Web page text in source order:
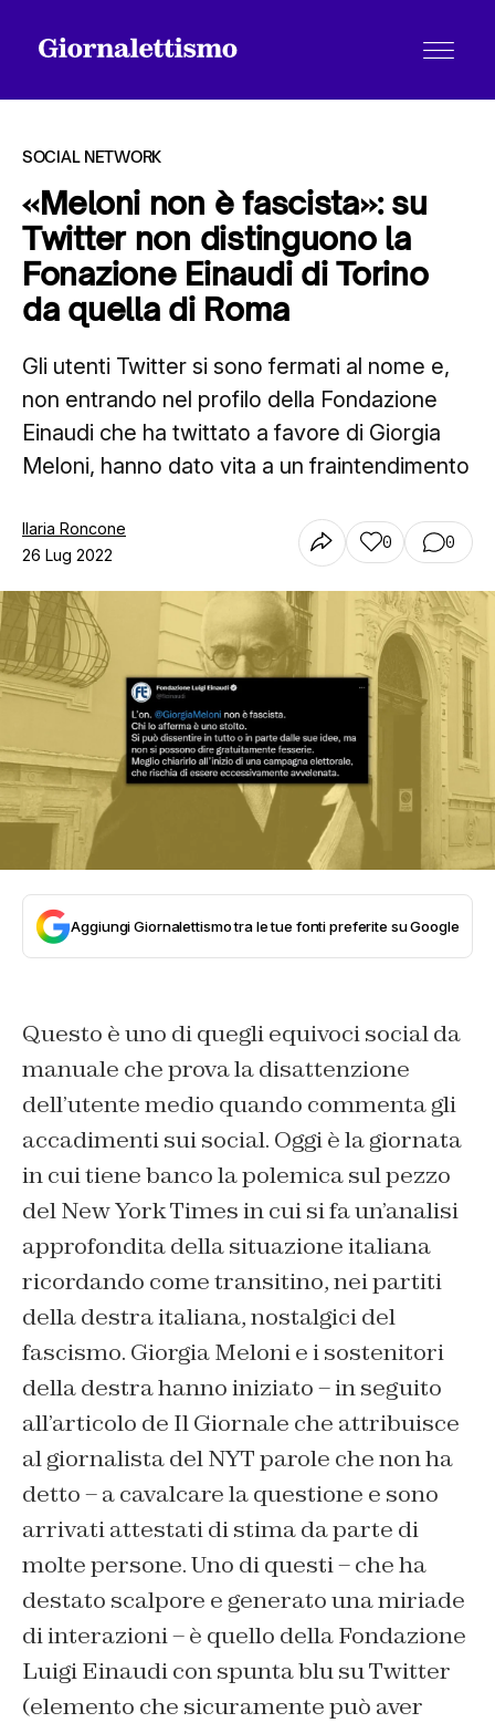
Tutti gli articoli
Chi siamo
Contatti
SOCIAL NETWORK
«Meloni non è fascista»: su
Twitter non distinguono la
Fonazione Einaudi di Torino
da quella di Roma
Gli utenti Twitter si sono fermati al nome e,
non entrando nel profilo della Fondazione
Einaudi che ha twittato a favore di Giorgia
Meloni, hanno dato vita a un fraintendimento
Ilaria Roncone
26 Lug 2022
0 0
Aggiungi Giornalettismo tra le tue fonti preferite su Google
Questo è uno di quegli equivoci social da
manuale che prova la disattenzione
dell’utente medio quando commenta gli
accadimenti sui social. Oggi è la giornata
in cui tiene banco la polemica sul pezzo
del New York Times in cui si fa un’analisi
approfondita della situazione italiana
ricordando come transitino, nei partiti
della destra italiana, nostalgici del
fascismo. Giorgia Meloni e i sostenitori
della destra hanno iniziato – in seguito
all’articolo de Il Giornale che attribuisce
al giornalista del NYT parole che non ha
detto – a cavalcare la questione e sono
arrivati attestati di stima da parte di
molte persone. Uno di questi – che ha
destato scalpore e generato una miriade
di interazioni – è quello della Fondazione
Luigi Einaudi con spunta blu su Twitter
(elemento che sicuramente può aver